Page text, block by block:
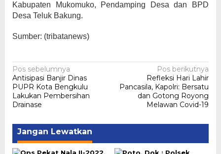
Kabupaten Mukomuko, Pendamping Desa dan BPD
Desa Teluk Bakung.
Sumber: (tribatanews)
Navigasi
pos
Pos sebelumnya
Antisipasi Banjir Dinas
PUPR Kota Bengkulu
Lakukan Pembersihan
Drainase
Pos berikutnya
Refleksi Hari Lahir
Pancasila, Kapolri: Bersatu
dan Gotong Royong
Melawan Covid-19
Jangan Lewatkan